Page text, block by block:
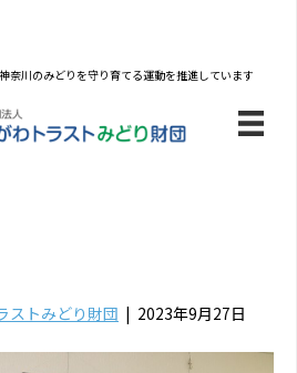
神奈川のみどりを守り育てる運動を推進しています
ストみどり財団 | 2023年9月27日